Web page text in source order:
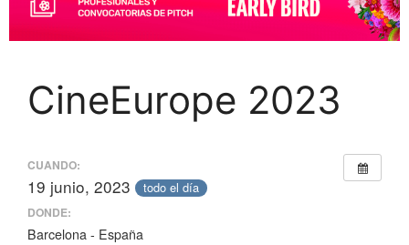
CineEurope 2023
CUANDO:
19 junio, 2023 todo el día
DONDE:
Barcelona - España